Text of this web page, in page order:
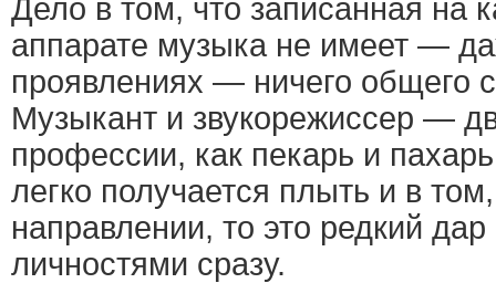
Дело в том, что записанная на
аппарате музыка не имеет —
проявлениях — ничего общего
Музыкант и звукорежиссер —
профессии, как пекарь и
легко получается плыть и в
направлении, то это редкий
личностями сразу.